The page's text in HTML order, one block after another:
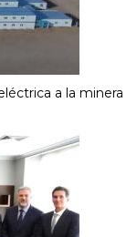
a la minera